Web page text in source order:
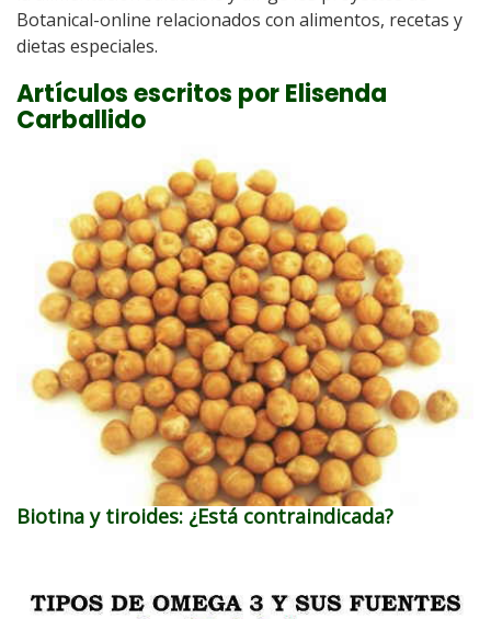
Botanical-online relacionados con alimentos, recetas y
dietas especiales.
Artículos escritos por Elisenda
Carballido
Biotina y tiroides: ¿Está contraindicada?